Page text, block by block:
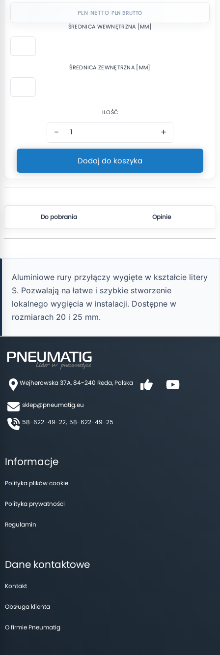
PLN NETTO
ŚREDNICA WEWNĘTRZNA [MM]
ŚREDNICA ZEWNĘTRZNA [MM]
ILOŚĆ
− +
Dodaj do koszyka
Do pobrania Opinie
Aluminiowe rury przyłączy wygięte w kształcie litery
S. Pozwalają na łatwe i szybkie stworzenie
lokalnego wygięcia w instalacji. Dostępne w
rozmiarach 20 i 25 mm.
Wejherowska 37A, 84-240 Reda, Polska
sklep@pneumatig.eu
58-622-49-22, 58-622-49-25
Informacje
Polityka plików cookie
Polityka prywatności
Regulamin
Dane kontaktowe
Kontakt
Obsługa klienta
O firmie Pneumatig